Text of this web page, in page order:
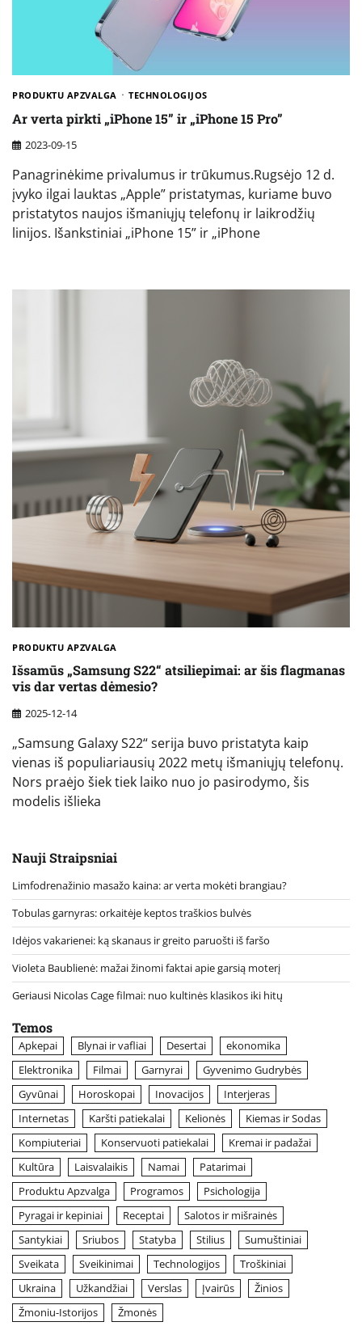
PRODUKTU APZVALGA TECHNOLOGIJOS
Ar verta pirkti „iPhone 15” ir „iPhone 15 Pro”
2023-09-15
Panagrinėkime privalumus ir trūkumus.Rugsėjo 12 d.
įvyko ilgai lauktas „Apple” pristatymas, kuriame buvo
pristatytos naujos išmaniųjų telefonų ir laikrodžių
linijos. Išankstiniai „iPhone 15” ir „iPhone
PRODUKTU APZVALGA
Išsamūs „Samsung S22“ atsiliepimai: ar šis flagmanas
vis dar vertas dėmesio?
2025-12-14
„Samsung Galaxy S22“ serija buvo pristatyta kaip
vienas iš populiariausių 2022 metų išmaniųjų telefonų.
Nors praėjo šiek tiek laiko nuo jo pasirodymo, šis
modelis išlieka
Nauji Straipsniai
Limfodrenažinio masažo kaina: ar verta mokėti brangiau?
Tobulas garnyras: orkaitėje keptos traškios bulvės
Idėjos vakarienei: ką skanaus ir greito paruošti iš faršo
Violeta Baublienė: mažai žinomi faktai apie garsią moterį
Geriausi Nicolas Cage filmai: nuo kultinės klasikos iki hitų
Temos
Apkepai Blynai ir vafliai Desertai
ekonomika
Elektronika
Filmai Garnyrai
Gyvenimo Gudrybės
Gyvūnai
Horoskopai Inovacijos
Interjeras
Internetas
Karšti patiekalai Kelionės
Kiemas ir Sodas
Kompiuteriai
Konservuoti patiekalai
Kremai ir padažai
Kultūra
Laisvalaikis Namai
Patarimai
Produktu Apzvalga
Programos
Psichologija
Pyragai ir kepiniai
Receptai
Salotos ir mišrainės
Santykiai
Sriubos Statyba Stilius
Sumuštiniai
Sveikata
Sveikinimai Technologijos
Troškiniai
Ukraina
Užkandžiai Verslas Įvairūs
Žinios
Žmoniu-Istorijos
Žmonės